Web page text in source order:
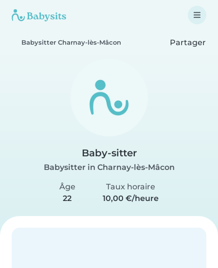
Babysitter Charnay-lès-Mâcon Partager
Baby-sitter
Babysitter in Charnay-lès-Mâcon
Âge
22
Taux horaire
10,00 €/heure